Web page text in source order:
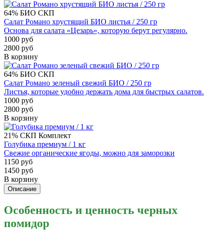
64% БИО СКП
Салат Романо хрустящий БИО листья / 250 гр
Основа для салата «Цезарь», которую берут регулярно.
1000 руб
2800 руб
В корзину
64% БИО СКП
Салат Романо зеленый свежий БИО / 250 гр
Листья, которые удобно держать дома для быстрых салатов.
1000 руб
2800 руб
В корзину
21% СКП Комплект
Голубика премиум / 1 кг
Свежие органические ягоды, можно для заморозки
1150 руб
1450 руб
В корзину
Описание
Особенность и ценность черных
помидор